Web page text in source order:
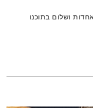
ושלום בתוכנו